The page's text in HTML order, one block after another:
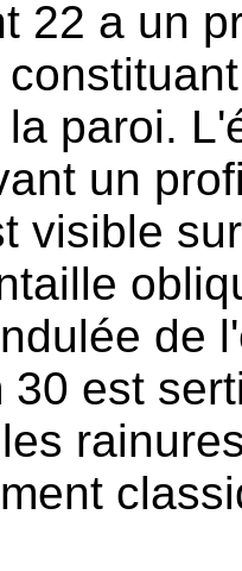
22 a un
paroi.
un
visible
de
30 est